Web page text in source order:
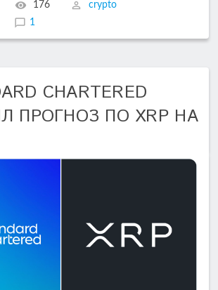
176
crypto
1
CHARTERED
ПРОГНОЗ ПО XRP НА